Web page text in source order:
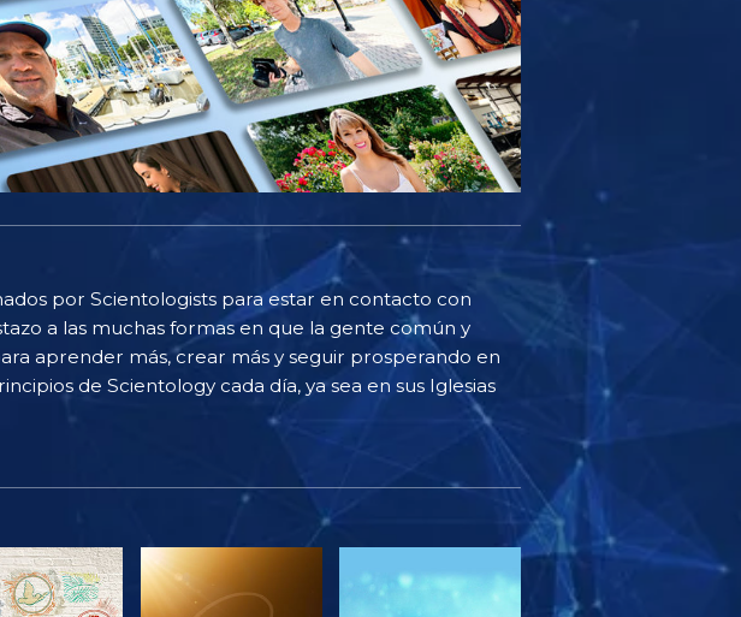
por Scientologists para estar en contacto con
a las muchas formas en que la gente común y
aprender más, crear más y seguir prosperando en
de Scientology cada día, ya sea en sus Iglesias